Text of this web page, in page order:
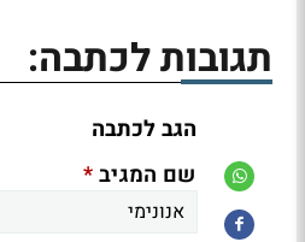
תגובות לכתבה:
הגב לכתבה
שם המגיב*